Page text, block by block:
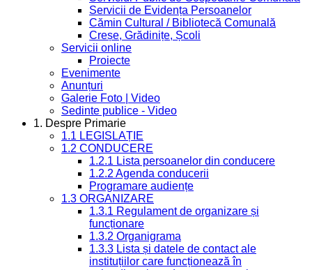
Servicii de Evidența Persoanelor
Cămin Cultural / Bibliotecă Comunală
Creșe, Grădinițe, Școli
Servicii online
Proiecte
Evenimente
Anunțuri
Galerie Foto | Video
Sedinte publice - Video
1. Despre Primarie
1.1 LEGISLAȚIE
1.2 CONDUCERE
1.2.1 Lista persoanelor din conducere
1.2.2 Agenda conducerii
Programare audiențe
1.3 ORGANIZARE
1.3.1 Regulament de organizare și
funcționare
1.3.2 Organigrama
1.3.3 Lista și datele de contact ale
instituțiilor care funcționează în